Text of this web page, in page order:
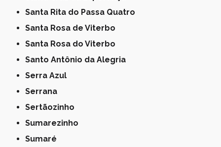
Santa Rita do Passa Quatro
Santa Rosa de Viterbo
Santa Rosa do Viterbo
Santo Antônio da Alegria
Serra Azul
Serrana
Sertãozinho
Sumarezinho
Sumaré